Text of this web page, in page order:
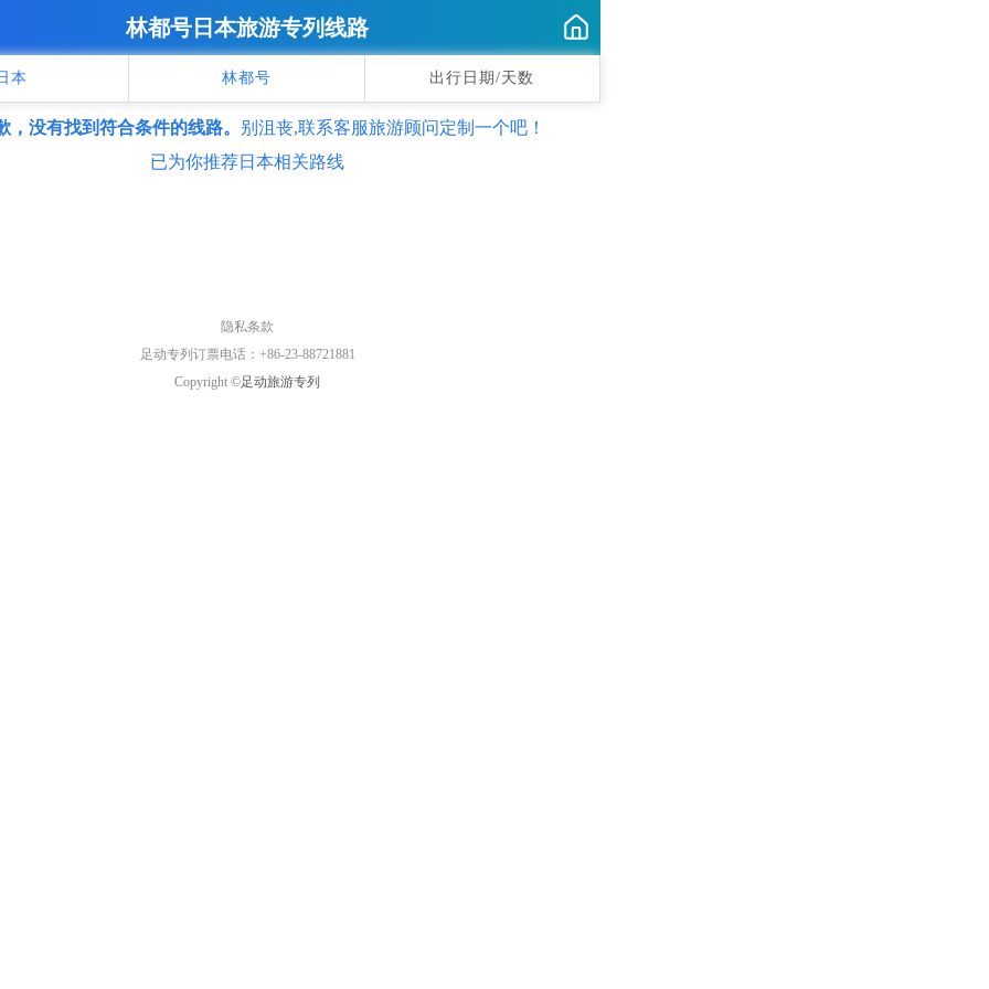
林都号日本旅游专列线路
本 林都号 出行日期/天数
，没有找到符合条件的线路。 别沮丧,联系客服旅游顾问定制一个吧！
已为你推荐日本相关路线
隐私条款
足动专列订票电话：+86-23-88721881
Copyright ©足动旅游专列